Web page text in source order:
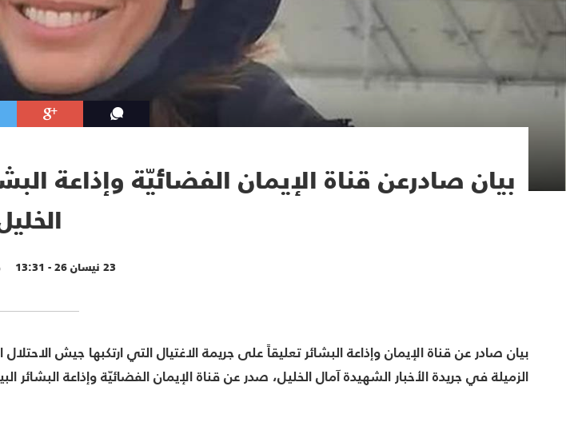
بيان صادرعن قناة الإيمان الفضائيّة وإذاعة
23 نيسان 26 - 13:31
بيان صادر عن قناة الإيمان وإذاعة البشائر تعليقاً على جريمة الاغتيال التي ارتكبها جيش
الزميلة في جريدة الأخبار الشهيدة آمال الخليل، صدر عن قناة الإيمان الفضائيّة وإذاعة البشائر